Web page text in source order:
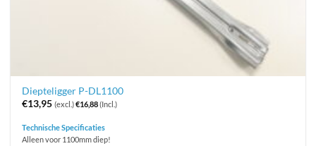
Diepteligger P-DL1100
€13,95 (excl.)€16,88(Incl.)
Technische Specificaties
Alleen voor 1100mm diep!